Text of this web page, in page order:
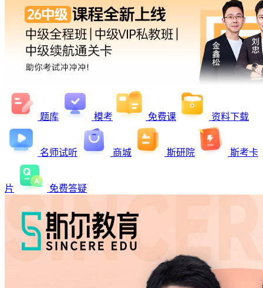
题库 模考 免费课 资料下载
名师试听 商城 斯研院 斯考卡
片 免费答疑